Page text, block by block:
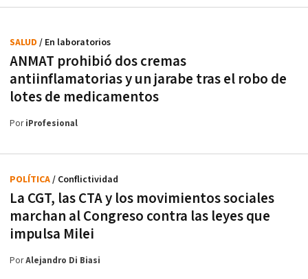
ANMAT prohibió dos cremas
antiinflamatorias y un jarabe tras el robo de
lotes de medicamentos
SALUD / En laboratorios
PoriProfesional
La CGT, las CTA y los movimientos sociales
marchan al Congreso contra las leyes que
impulsa Milei
POLÍTICA/ Conflictividad
PorAlejandro Di Biasi